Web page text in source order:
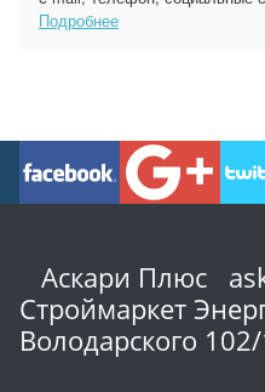
Подробнее
Аскари Плюс
Строймаркет
Володарского 102/